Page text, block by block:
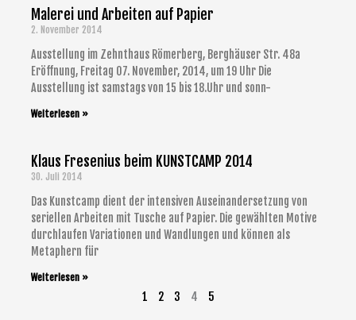
Malerei und Arbeiten auf Papier
2. November 2014
Ausstellung im Zehnthaus Römerberg, Berghäuser Str. 48a
Eröffnung, Freitag 07. November, 2014, um 19 Uhr Die
Ausstellung ist samstags von 15 bis 18.Uhr und sonn-
Weiterlesen »
Klaus Fresenius beim KUNSTCAMP 2014
30. Juli 2014
Das Kunstcamp dient der intensiven Auseinandersetzung von
seriellen Arbeiten mit Tusche auf Papier. Die gewählten Motive
durchlaufen Variationen und Wandlungen und können als
Metaphern für
Weiterlesen »
1 2 3 4 5